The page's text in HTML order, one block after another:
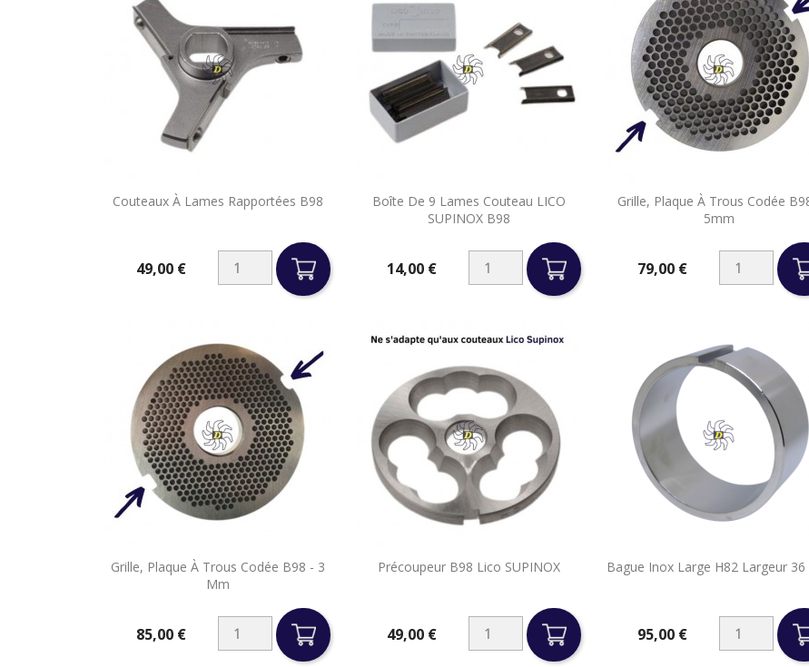
Couteaux À Lames Rapportées B98
49,00 €
 Aperçu rapide
Boîte De 9 Lames Couteau LICO
SUPINOX B98
14,00 €
 Aperçu rapide
Grille, Plaque À Trous Codée
5mm
79,00 €
Aperçu rapide
Grille, Plaque À Trous Codée B98 - 3
Mm
85,00 €
Aperçu rapide Précoupeur B98 Lico SUPINOX
49,00 €
Aperçu rapide Bague Inox Large H82 Largeur
95,00 €
Aperçu rapide